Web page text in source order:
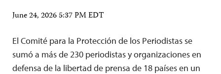
June 24, 2026 5:37 PM EDT
El Comité para la Protección de los Periodistas se
sumó a más de 230 periodistas y organizaciones en
defensa de la libertad de prensa de 18 países en un